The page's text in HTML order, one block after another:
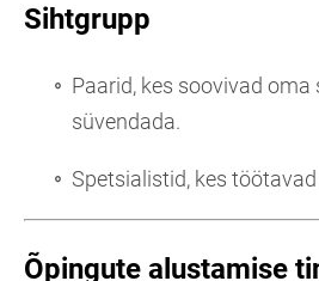
Sihtgrupp
Paarid, kes soovivad
süvendada.
Spetsialistid, kes
Õpingute alustamise